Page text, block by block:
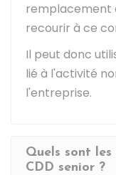
remplacement
recourir à ce
Il peut donc
lié à l'activité
l'entreprise.
Quels sont
CDD senior ?